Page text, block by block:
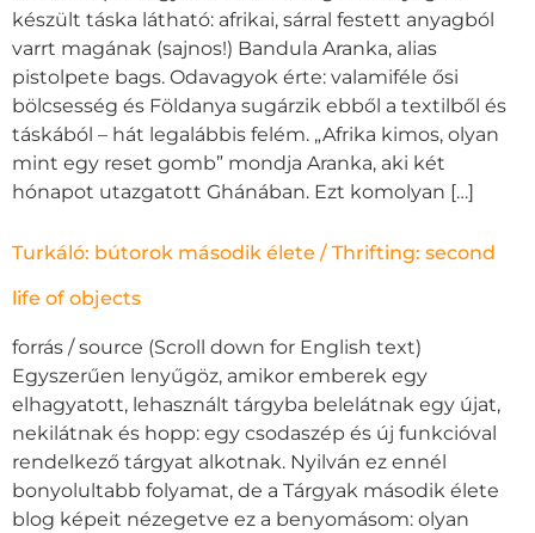
készült táska látható: afrikai, sárral festett anyagból
varrt magának (sajnos!) Bandula Aranka, alias
pistolpete bags. Odavagyok érte: valamiféle ősi
bölcsesség és Földanya sugárzik ebből a textilből és
táskából – hát legalábbis felém. „Afrika kimos, olyan
mint egy reset gomb” mondja Aranka, aki két
hónapot utazgatott Ghánában. Ezt komolyan […]
Turkáló: bútorok második élete / Thrifting: second
life of objects
forrás / source (Scroll down for English text)
Egyszerűen lenyűgöz, amikor emberek egy
elhagyatott, lehasznált tárgyba belelátnak egy újat,
nekilátnak és hopp: egy csodaszép és új funkcióval
rendelkező tárgyat alkotnak. Nyilván ez ennél
bonyolultabb folyamat, de a Tárgyak második élete
blog képeit nézegetve ez a benyomásom: olyan